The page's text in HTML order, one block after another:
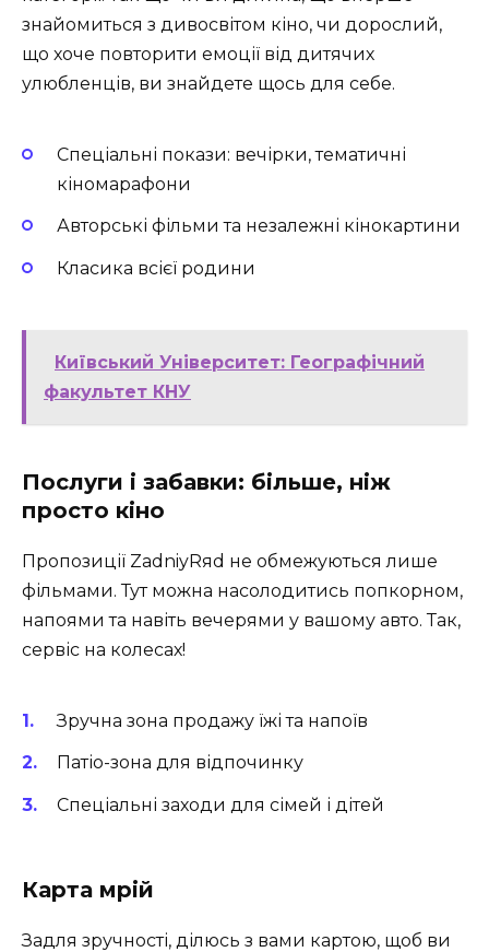
знайомиться з дивосвітом кіно, чи дорослий,
що хоче повторити емоції від дитячих
улюбленців, ви знайдете щось для себе.
Спеціальні покази: вечірки, тематичні
кіномарафони
Авторські фільми та незалежні кінокартини
Класика всієї родини
Київський Університет: Географічний
факультет КНУ
Послуги і забавки: більше, ніж
просто кіно
Пропозиції ZadniyRяd не обмежуються лише
фільмами. Тут можна насолодитись попкорном,
напоями та навіть вечерями у вашому авто. Так,
сервіс на колесах!
Зручна зона продажу їжі та напоїв
Патіо-зона для відпочинку
Спеціальні заходи для сімей і дітей
Карта мрій
Задля зручності, ділюсь з вами картою, щоб ви